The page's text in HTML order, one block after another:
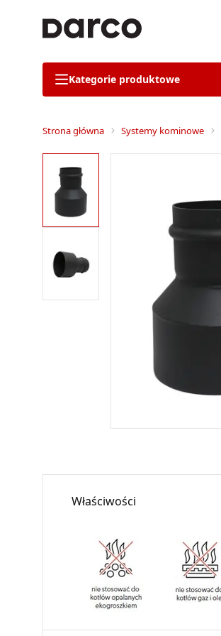
Kategorie produktowe
Strona główna Systemy kominowe
Właściwości